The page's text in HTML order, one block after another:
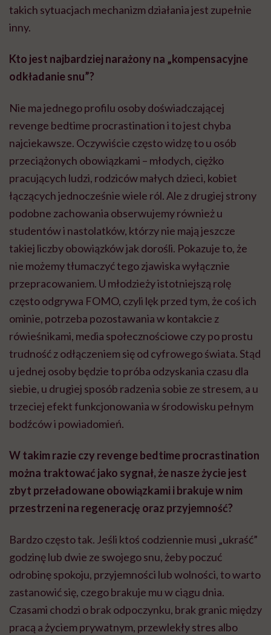
takich sytuacjach mechanizm działania jest zupełnie
inny.
Kto jest najbardziej narażony na „kompensacyjne
odkładanie snu”?
Nie ma jednego profilu osoby doświadczającej
revenge bedtime procrastination i to jest chyba
najciekawsze. Oczywiście często widzę to u osób
przeciążonych obowiązkami – młodych, ciężko
pracujących ludzi, rodziców małych dzieci, kobiet
łączących jednocześnie wiele ról. Ale z drugiej strony
podobne zachowania obserwujemy również u
studentów i nastolatków, którzy nie mają jeszcze
takiej liczby obowiązków jak dorośli. Pokazuje to, że
nie możemy tłumaczyć tego zjawiska wyłącznie
przepracowaniem. U młodzieży istotniejszą rolę
często odgrywa FOMO, czyli lęk przed tym, że coś ich
ominie, potrzeba pozostawania w kontakcie z
rówieśnikami, media społecznościowe czy po prostu
trudność z odłączeniem się od cyfrowego świata. Stąd
u jednej osoby będzie to próba odzyskania czasu dla
siebie, u drugiej sposób radzenia sobie ze stresem, a u
trzeciej efekt funkcjonowania w środowisku pełnym
bodźców i powiadomień.
W takim razie czy revenge bedtime procrastination
można traktować jako sygnał, że nasze życie jest
zbyt przeładowane obowiązkami i brakuje w nim
przestrzeni na regenerację oraz przyjemność?
Bardzo często tak. Jeśli ktoś codziennie musi „ukraść”
godzinę lub dwie ze swojego snu, żeby poczuć
odrobinę spokoju, przyjemności lub wolności, to warto
zastanowić się, czego brakuje mu w ciągu dnia.
Czasami chodzi o brak odpoczynku, brak granic między
pracą a życiem prywatnym, przewlekły stres albo